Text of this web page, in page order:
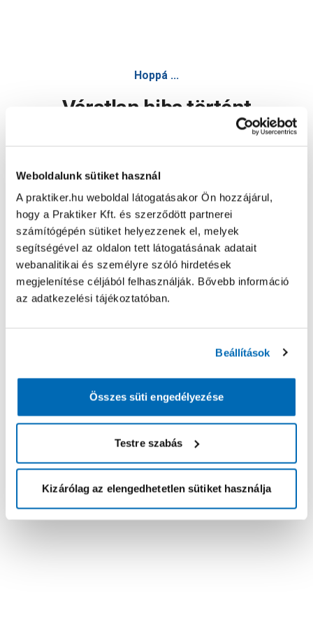
Weboldalunk sütiket használ
A praktiker.hu weboldal látogatásakor Ön hozzájárul,
hogy a Praktiker Kft. és szerződött partnerei
számítógépén sütiket helyezzenek el, melyek
segítségével az oldalon tett látogatásának adatait
webanalitikai és személyre szóló hirdetések
megjelenítése céljából felhasználják. Bővebb információ
az adatkezelési tájékoztatóban.
Beállítások
Összes süti engedélyezése
Testre szabás
Kizárólag az elengedhetetlen sütiket használja
Hoppá ...
Váratlan hiba történt
Oldal újratöltése